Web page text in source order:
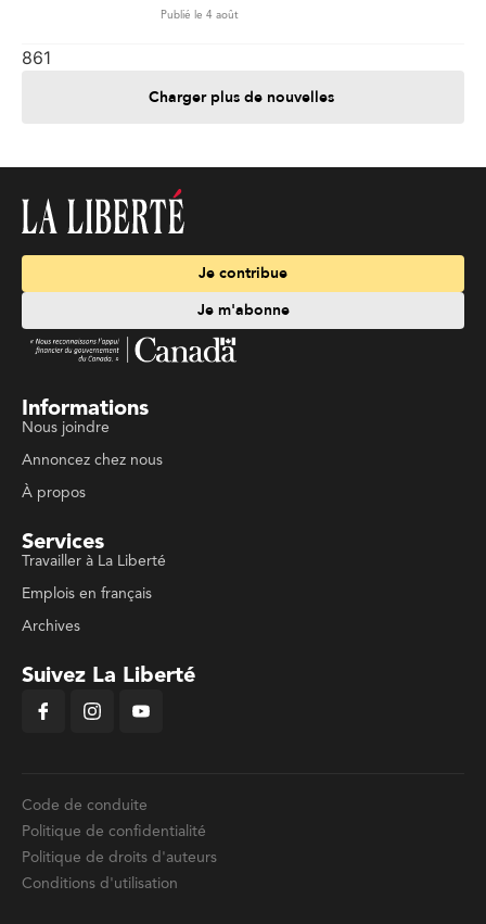
Publié le 4 août
861
Charger plus de nouvelles
Je contribue
Je m'abonne
Informations
Nous joindre
Annoncez chez nous
À propos
Services
Travailler à La Liberté
Emplois en français
Archives
Suivez La Liberté
Code de conduite
Politique de confidentialité
Politique de droits d'auteurs
Conditions d'utilisation